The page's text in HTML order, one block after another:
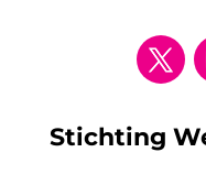
Stichting